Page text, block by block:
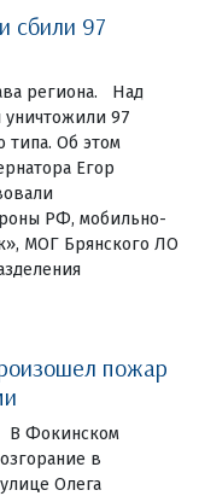
сбили 97
региона. Над
уничтожили 97
типа. Об этом
Егор
РФ, мобильно-
МОГ Брянского ЛО
пожар
В Фокинском
в
Олега